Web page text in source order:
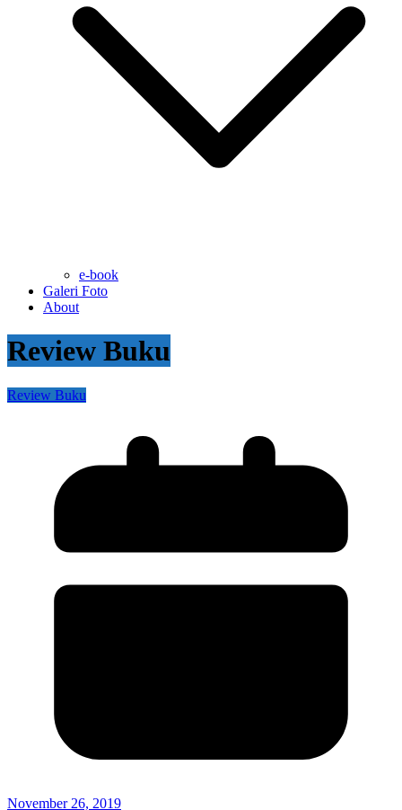
e-book
Galeri Foto
About
Review Buku
Review Buku
November 26, 2019